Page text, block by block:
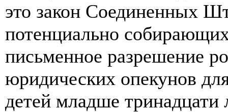
это закон Соединенных
потенциально
письменное разрешение
юридических опекунов
детей младше